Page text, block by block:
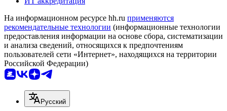
На информационном ресурсе hh.ru применяются
рекомендательные технологии (информационные технологии
предоставления информации на основе сбора, систематизации
и анализа сведений, относящихся к предпочтениям
пользователей сети «Интернет», находящихся на территории
Российской Федерации)
Русский